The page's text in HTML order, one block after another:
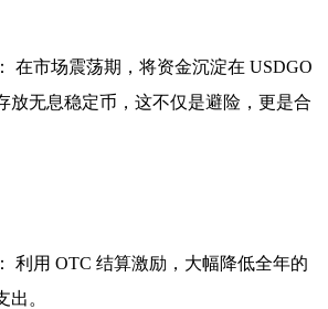
在市场震荡期，将资金沉淀在 USDGO
放无息稳定币，这不仅是避险，更是合
利用 OTC 结算激励，大幅降低全年的
出。